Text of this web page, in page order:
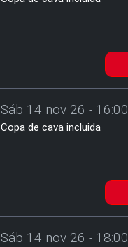
Sáb 14 nov 26 - 16:00
Copa de cava incluida
Sáb 14 nov 26 - 18:00